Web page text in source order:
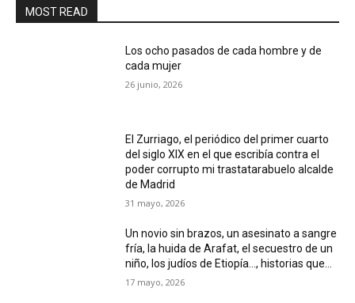
MOST READ
Los ocho pasados de cada hombre y de
cada mujer
26 junio, 2026
El Zurriago, el periódico del primer cuarto
del siglo XIX en el que escribía contra el
poder corrupto mi trastatarabuelo alcalde
de Madrid
31 mayo, 2026
Un novio sin brazos, un asesinato a sangre
fría, la huida de Arafat, el secuestro de un
niño, los judíos de Etiopía…, historias que...
17 mayo, 2026